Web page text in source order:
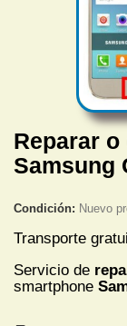
Reparar
Samsung
Condición: Nuevo
Transporte
Servicio de
smartphone